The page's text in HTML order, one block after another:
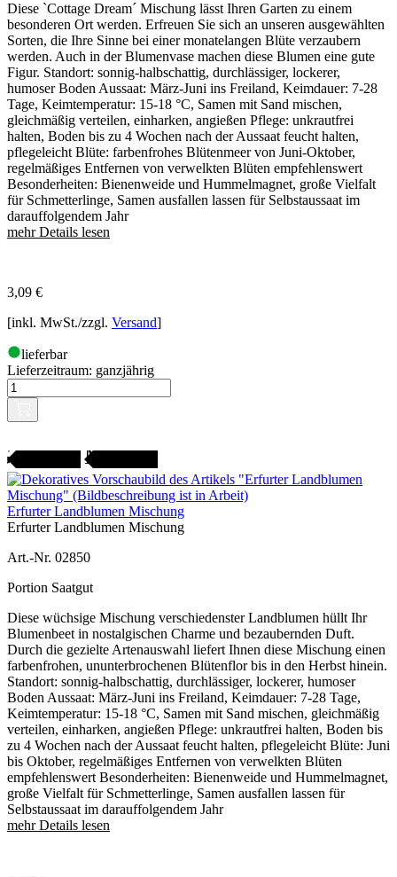
Diese `Cottage Dream´ Mischung lässt Ihren Garten zu einem
besonderen Ort werden. Erfreuen Sie sich an unseren ausgewählten
Sorten, die Ihre Sinne bei einer monatelangen Blüte verzaubern
werden. Auch in der Blumenvase machen diese Blumen eine gute
Figur. Standort: sonnig-halbschattig, durchlässiger, lockerer,
humoser Boden Aussaat: März-Juni ins Freiland, Keimdauer: 7-28
Tage, Keimtemperatur: 15-18 °C, Samen mit Sand mischen,
gleichmäßig verteilen, einharken, angießen Pflege: unkrautfrei
halten, Boden bis zu 4 Wochen nach der Aussaat feucht halten,
pflegeleicht Blüte: farbenfrohes Blütenmeer von Juni-Oktober,
regelmäßiges Entfernen von verwelkten Blüten empfehlenswert
Besonderheiten: Bienenweide und Hummelmagnet, große Vielfalt
für Schmetterlinge, Samen ausfallen lassen für Selbstaussaat im
darauffolgendem Jahr
mehr Details lesen
3,09 €
[inkl. MwSt./zzgl. Versand]
lieferbar
Lieferzeitraum: ganzjährig
SAMENFEST
Erfurter Landblumen Mischung
Erfurter Landblumen Mischung
Art.-Nr. 02850
Portion Saatgut
Diese wüchsige Mischung verschiedenster Landblumen hüllt Ihr
Blumenbeet in nostalgischen Charme und bezaubernden Duft.
Durch die gezielte Artenauswahl liefert Ihnen diese Mischung einen
farbenfrohen, ununterbrochenen Blütenflor bis in den Herbst hinein.
Standort: sonnig-halbschattig, durchlässiger, lockerer, humoser
Boden Aussaat: März-Juni ins Freiland, Keimdauer: 7-28 Tage,
Keimtemperatur: 15-18 °C, Samen mit Sand mischen, gleichmäßig
verteilen, einharken, angießen Pflege: unkrautfrei halten, Boden bis
zu 4 Wochen nach der Aussaat feucht halten, pflegeleicht Blüte: Juni
bis Oktober, regelmäßiges Entfernen von verwelkten Blüten
empfehlenswert Besonderheiten: Bienenweide und Hummelmagnet,
große Vielfalt für Schmetterlinge, Samen ausfallen lassen für
Selbstaussaat im darauffolgendem Jahr
mehr Details lesen